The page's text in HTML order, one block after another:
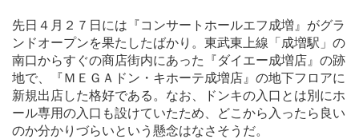
先日４月２７日には『コンサートホールエフ成増』がグラ
ンドオープンを果たしたばかり。東武東上線「成増駅」の
南口からすぐの商店街内にあった『ダイエー成増店』の跡
地で、『ＭＥＧＡドン・キホーテ成増店』の地下フロアに
新規出店した格好である。なお、ドンキの入口とは別にホ
ール専用の入口も設けていたため、どこから入ったら良い
のか分かりづらいという懸念はなさそうだ。